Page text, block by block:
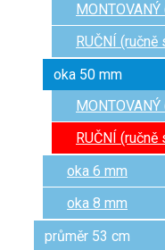
RUČNÍ (ručně
oka 50 mm
RUČNÍ
oka 6 mm
oka 8 mm
průměr 53 cm